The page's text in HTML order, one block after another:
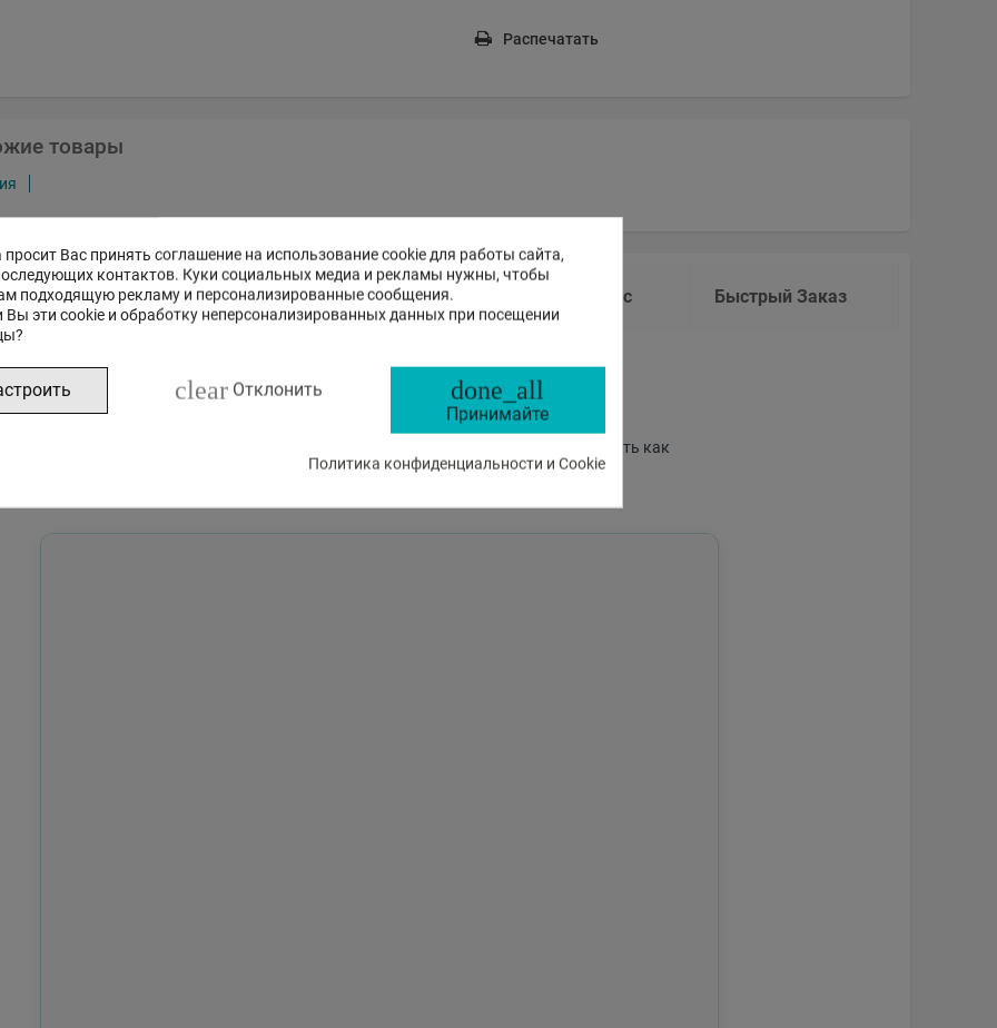
Вас принять соглашение на использование cookie для работы сайта,
контактов. Куки социальных медиа и рекламы нужны, чтобы
подходящую рекламу и персонализированные сообщения.
Вы эти cookie и обработку неперсонализированных данных при посещении
clear Отклонить done_all
Принимайте
Политика конфиденциальности и Cookie
Распечатать
товары
Спецификация Отзывы Задать Вопрос Быстрый Заказ
на основе искусственного интеллекта
Это бета-версия нашего нового чата с ИИ помощником, способного отвечать как
на стандартные, так и на сложные вопросы о товарах и работе магазина.